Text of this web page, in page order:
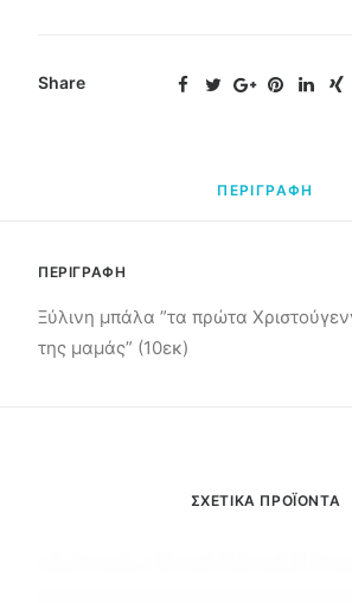
Share
ΠΕΡΙΓΡΑΦΗ
ΠΕΡΙΓΡΑΦΗ
Ξύλινη μπάλα ”τα πρώτα
της μαμάς” (10εκ)
ΣΧΕΤΙΚΑ ΠΡΟΪΟΝΤΑ